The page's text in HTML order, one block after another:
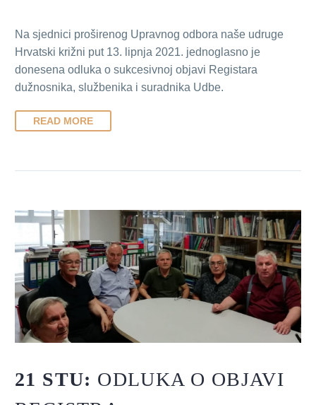
Na sjednici proširenog Upravnog odbora naše udruge
Hrvatski križni put 13. lipnja 2021. jednoglasno je
donesena odluka o sukcesivnoj objavi Registara
dužnosnika, službenika i suradnika Udbe.
READ MORE
21 STU: ODLUKA O OBJAVI